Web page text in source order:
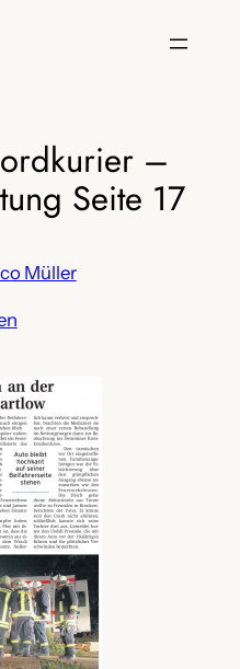
–
Seite 17
Müller